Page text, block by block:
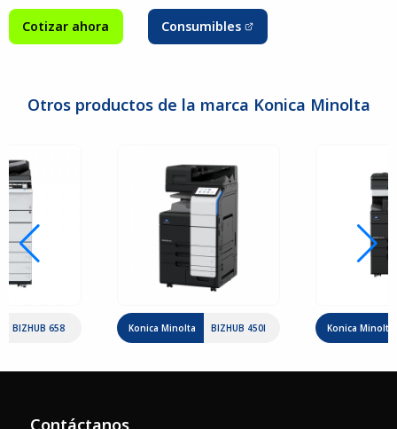
Cotizar ahora Consumibles
Otros productos de la marca Konica Minolta
BIZHUB 658 Konica Minolta BIZHUB 450I Konica Minolta
Contáctanos